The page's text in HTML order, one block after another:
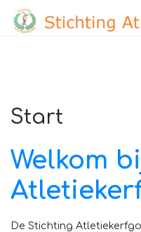
Start
Welkom
De Stichting